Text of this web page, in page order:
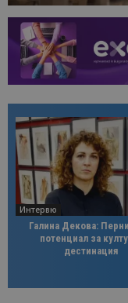
Интервю
Галина Декова:
потенциал за
дестинация